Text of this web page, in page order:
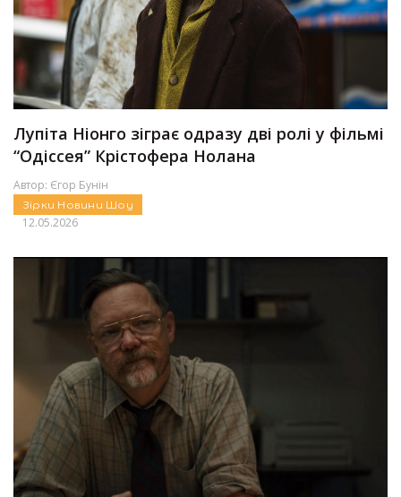
Лупіта Ніонго зіграє одразу дві ролі у фільмі
“Одіссея” Крістофера Нолана
Автор: Єгор Бунін
Зірки Новини Шоу
12.05.2026